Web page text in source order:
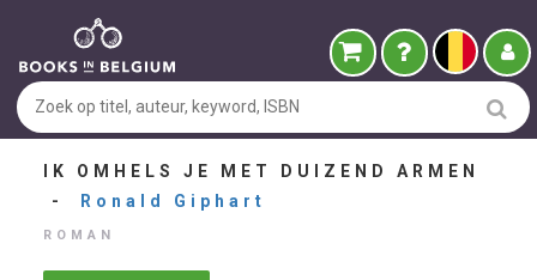
IK OMHELS JE MET DUIZEND ARMEN
-
Ronald Giphart
ROMAN